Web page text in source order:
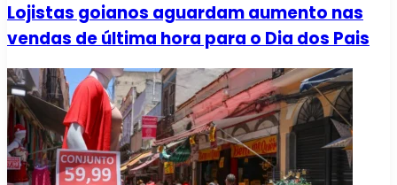
Lojistas goianos aguardam aumento nas
vendas de última hora para o Dia dos Pais